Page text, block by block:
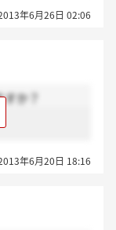
、質を重視さ
年6月26日 02:06
か？
年6月20日 18:16